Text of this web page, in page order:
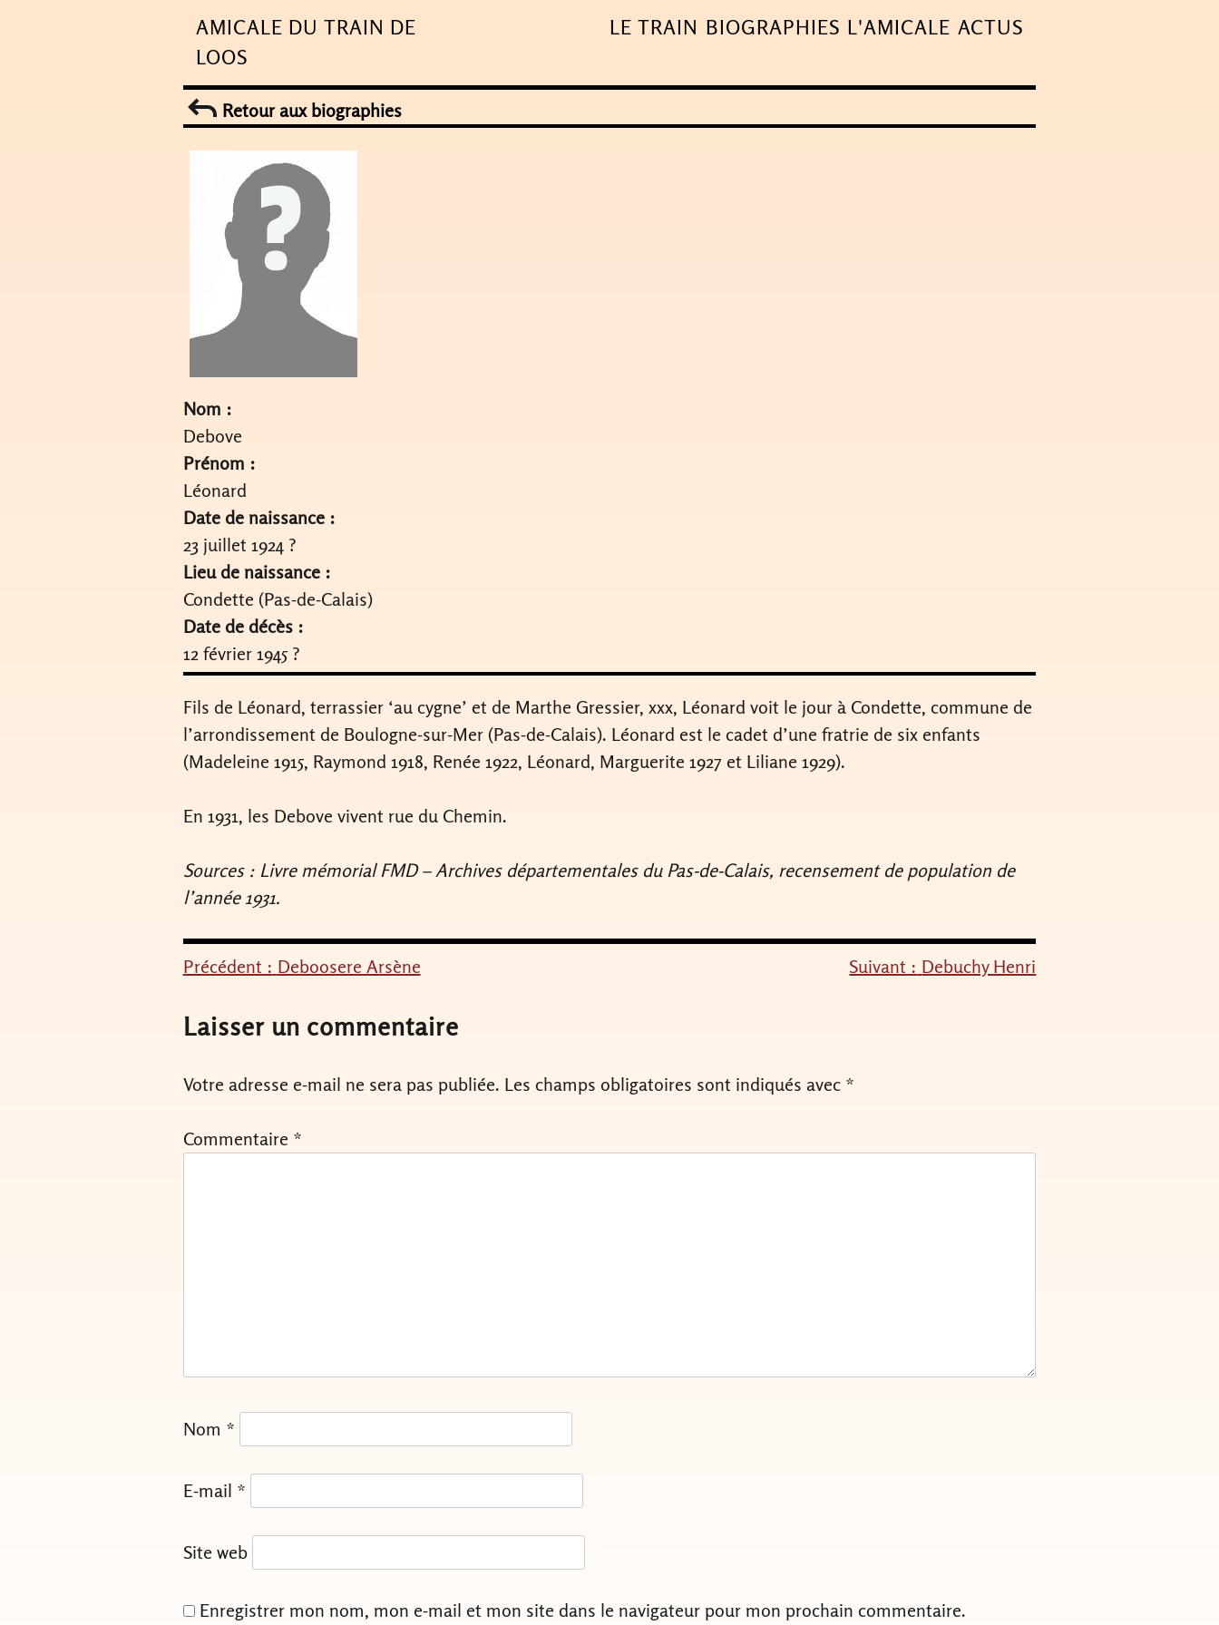
to
content
AMICALE DU TRAIN DE
LOOS
LE TRAIN BIOGRAPHIES L'AMICALE ACTUS
Retour aux biographies
Nom :
Debove
Prénom :
Léonard
Date de naissance :
23 juillet 1924 ?
Lieu de naissance :
Condette (Pas-de-Calais)
Date de décès :
12 février 1945 ?
Fils de Léonard, terrassier ‘au cygne’ et de Marthe Gressier, xxx, Léonard voit le jour à Condette, commune de
l’arrondissement de Boulogne-sur-Mer (Pas-de-Calais). Léonard est le cadet d’une fratrie de six enfants
(Madeleine 1915, Raymond 1918, Renée 1922, Léonard, Marguerite 1927 et Liliane 1929).
En 1931, les Debove vivent rue du Chemin.
Sources : Livre mémorial FMD – Archives départementales du Pas-de-Calais, recensement de population de
l’année 1931.
Navigation
de
Précédent : Deboosere Arsène Suivant : Debuchy Henri
Laisser un commentaire
Votre adresse e-mail ne sera pas publiée. Les champs obligatoires sont indiqués avec *
Commentaire *
Nom *
E-mail *
Site web
Enregistrer mon nom, mon e-mail et mon site dans le navigateur pour mon prochain commentaire.